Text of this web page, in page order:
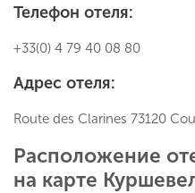
Телефон отеля:
+33(0) 4 79 40 08 80
Адрес отеля:
Route des Clarines 73120
Расположение
на карте